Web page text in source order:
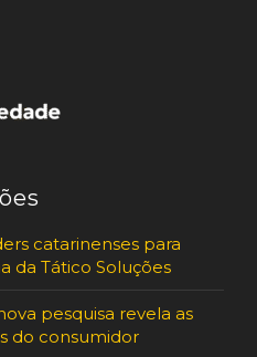
catarinenses para
da Tático Soluções
pesquisa revela as
do consumidor